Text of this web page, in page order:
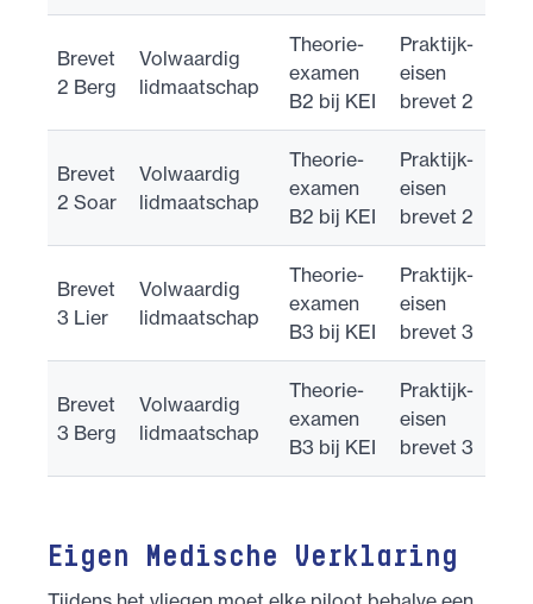
Brevet
2 Berg
Volwaardig
lidmaatschap
Theorie-
examen
B2 bij KEI
Praktijk-
eisen
brevet 2
Brevet
2 Soar
Volwaardig
lidmaatschap
Theorie-
examen
B2 bij KEI
Praktijk-
eisen
brevet 2
Brevet
3 Lier
Volwaardig
lidmaatschap
Theorie-
examen
B3 bij KEI
Praktijk-
eisen
brevet 3
Brevet
3 Berg
Volwaardig
lidmaatschap
Theorie-
examen
B3 bij KEI
Praktijk-
eisen
brevet 3
Eigen Medische Verklaring